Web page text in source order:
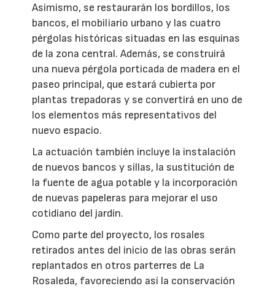
Asimismo, se restaurarán los bordillos, los
bancos, el mobiliario urbano y las cuatro
pérgolas históricas situadas en las esquinas
de la zona central. Además, se construirá
una nueva pérgola porticada de madera en el
paseo principal, que estará cubierta por
plantas trepadoras y se convertirá en uno de
los elementos más representativos del
nuevo espacio.
La actuación también incluye la instalación
de nuevos bancos y sillas, la sustitución de
la fuente de agua potable y la incorporación
de nuevas papeleras para mejorar el uso
cotidiano del jardín.
Como parte del proyecto, los rosales
retirados antes del inicio de las obras serán
replantados en otros parterres de La
Rosaleda, favoreciendo así la conservación